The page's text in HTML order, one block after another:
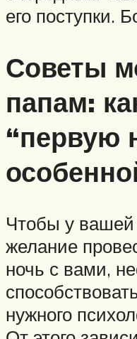
его поступки.
Советы
папам:
“первую
Чтобы у
желание
ночь с вами,
нужного